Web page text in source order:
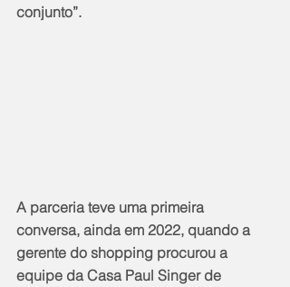
conjunto”.
A parceria teve uma primeira
conversa, ainda em 2022, quando a
gerente do shopping procurou a
equipe da Casa Paul Singer de